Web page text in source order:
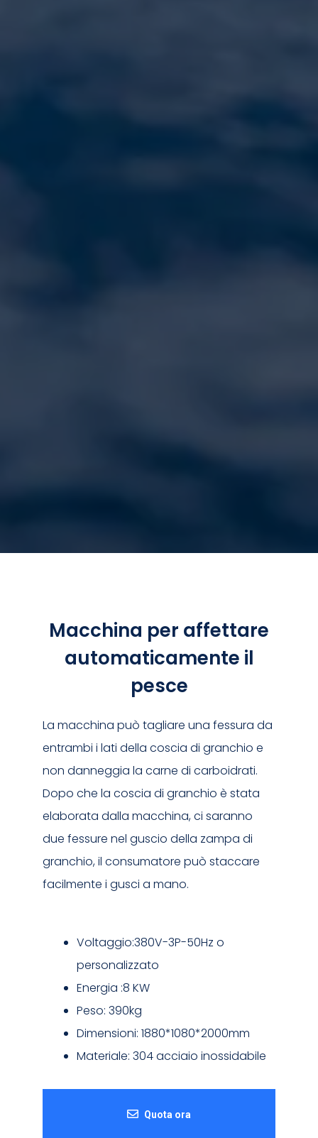
Macchina per affettare
automaticamente il
pesce
La macchina può tagliare una fessura da
entrambi i lati della coscia di granchio e
non danneggia la carne di carboidrati.
Dopo che la coscia di granchio è stata
elaborata dalla macchina, ci saranno
due fessure nel guscio della zampa di
granchio, il consumatore può staccare
facilmente i gusci a mano.
Voltaggio:380V-3P-50Hz o
personalizzato
Energia :8 KW
Peso: 390kg
Dimensioni: 1880*1080*2000mm
Materiale: 304 acciaio inossidabile
Quota ora